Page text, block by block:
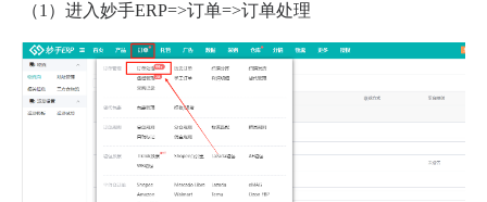
（1）进入妙手ERP=>订单=>订单处理